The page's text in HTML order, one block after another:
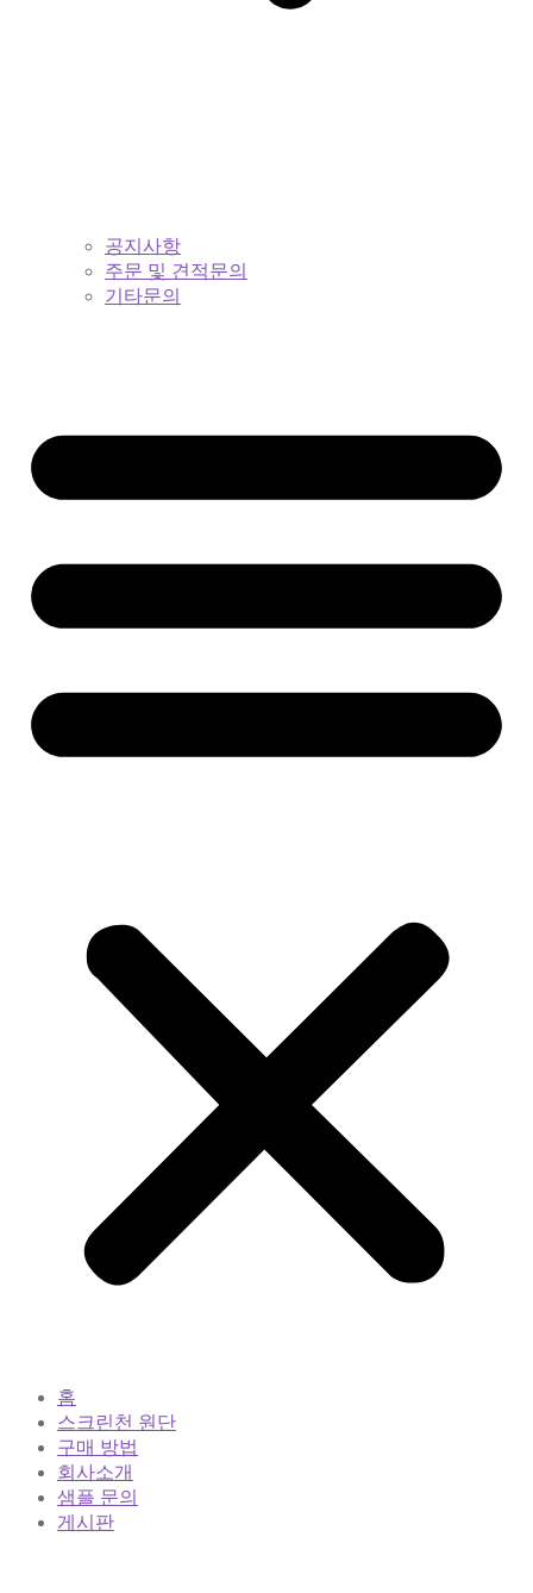
공지사항
주문 및 견적문의
기타문의
홈
스크린천 원단
구매 방법
회사소개
샘플 문의
게시판